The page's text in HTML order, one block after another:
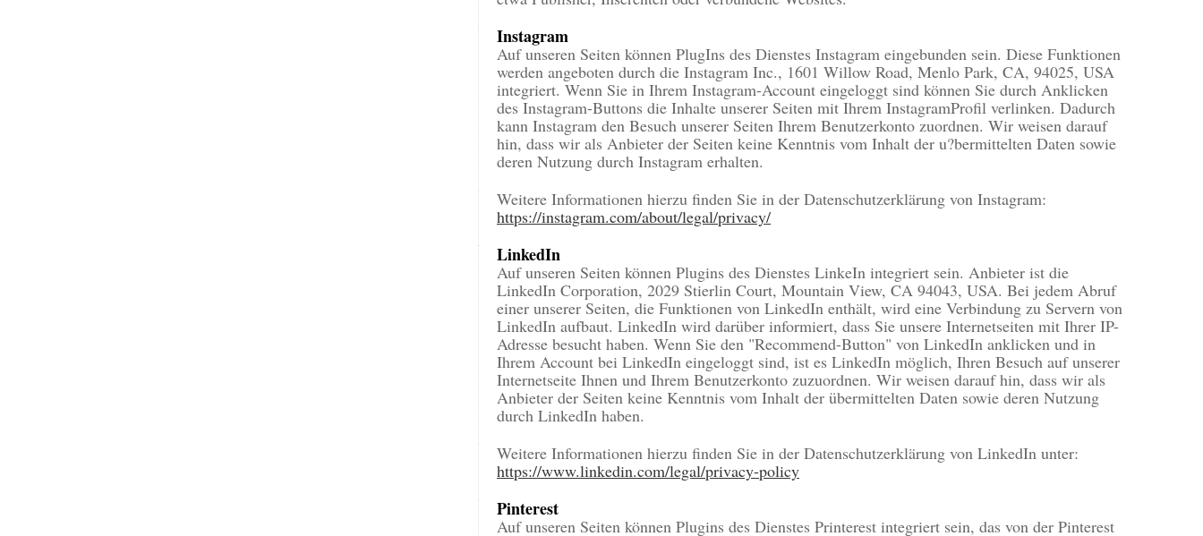
Instagram
Auf unseren Seiten können PlugIns des Dienstes Instagram eingebunden sein. Diese Funktionen
werden angeboten durch die Instagram Inc., 1601 Willow Road, Menlo Park, CA, 94025, USA
integriert. Wenn Sie in Ihrem Instagram-Account eingeloggt sind können Sie durch Anklicken
des Instagram-Buttons die Inhalte unserer Seiten mit Ihrem InstagramProfil verlinken. Dadurch
kann Instagram den Besuch unserer Seiten Ihrem Benutzerkonto zuordnen. Wir weisen darauf
hin, dass wir als Anbieter der Seiten keine Kenntnis vom Inhalt der u?bermittelten Daten sowie
deren Nutzung durch Instagram erhalten.
Weitere Informationen hierzu finden Sie in der Datenschutzerklärung von Instagram:
https://instagram.com/about/legal/privacy/
LinkedIn
Auf unseren Seiten können Plugins des Dienstes LinkeIn integriert sein. Anbieter ist die
LinkedIn Corporation, 2029 Stierlin Court, Mountain View, CA 94043, USA. Bei jedem Abruf
einer unserer Seiten, die Funktionen von LinkedIn enthält, wird eine Verbindung zu Servern von
LinkedIn aufbaut. LinkedIn wird darüber informiert, dass Sie unsere Internetseiten mit Ihrer IP-
Adresse besucht haben. Wenn Sie den "Recommend-Button" von LinkedIn anklicken und in
Ihrem Account bei LinkedIn eingeloggt sind, ist es LinkedIn möglich, Ihren Besuch auf unserer
Internetseite Ihnen und Ihrem Benutzerkonto zuzuordnen. Wir weisen darauf hin, dass wir als
Anbieter der Seiten keine Kenntnis vom Inhalt der übermittelten Daten sowie deren Nutzung
durch LinkedIn haben.
Weitere Informationen hierzu finden Sie in der Datenschutzerklärung von LinkedIn unter:
https://www.linkedin.com/legal/privacy-policy
Pinterest
Auf unseren Seiten können Plugins des Dienstes Printerest integriert sein, das von der Pinterest